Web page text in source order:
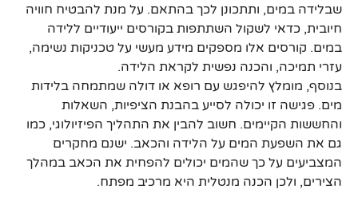
שבלידה במים, ותתכונן לכך בהתאם. על מנת להבטיח חוויה
חיובית, כדאי לשקול השתתפות בקורסים ייעודיים ללידה
במים. קורסים אלו מספקים מידע מעשי על טכניקות נשימה,
עזרי תמיכה, והכנה נפשית לקראת הלידה.
בנוסף, מומלץ להיפגש עם רופא או דולה שמתמחה בלידות
מים. פגישה זו יכולה לסייע בהבנת הציפיות, השאלות
והחששות הקיימים. חשוב להבין את התהליך הפיזיולוגי, כמו
גם את השפעת המים על הלידה והכאב. ישנם מחקרים
המצביעים על כך שהמים יכולים להפחית את הכאב במהלך
הצירים, ולכן הכנה מנטלית היא מרכיב מפתח.